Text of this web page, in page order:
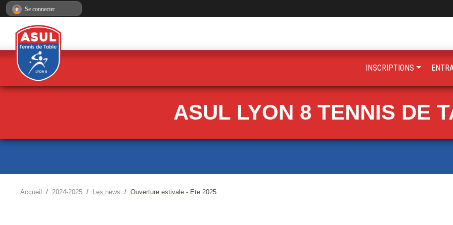
ASUL LYON 8 TENNIS DE
Accueil 2024-2025 Les news Ouverture estivale - Ete 2025
INSCRIPTIONS
Se connecter
Panneau de gestion des cookies